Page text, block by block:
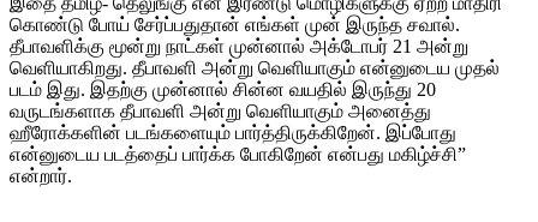
கொண்டு போய் சேர்ப்பதுதான் எங்கள் முன் இருந்த சவால்.
தீபாவளிக்கு மூன்று நாட்கள் முன்னால் அக்டோபர் 21 அன்று
வெளியாகிறது. தீபாவளி அன்று வெளியாகும் என்னுடைய முதல்
படம் இது. இதற்கு முன்னால் சின்ன வயதில் இருந்து 20
வருடங்களாக தீபாவளி அன்று வெளியாகும் அனைத்து
ஹீரோக்களின் படங்களையும் பார்த்திருக்கிறேன். இப்போது
என்னுடைய படத்தைப் பார்க்க போகிறேன் என்பது மகிழ்ச்சி”
என்றார்.